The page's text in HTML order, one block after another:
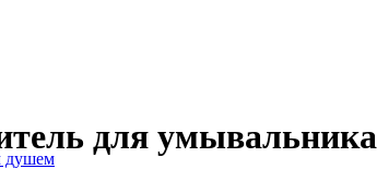
душем
для умывальника